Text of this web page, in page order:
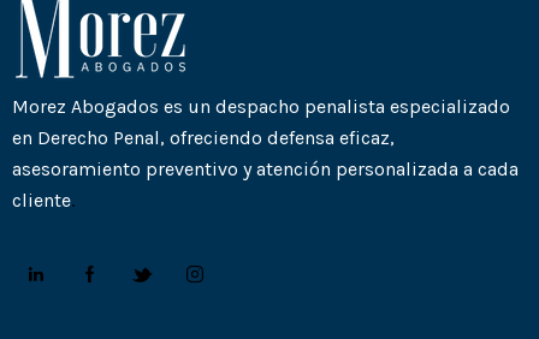
Morez Abogados es un despacho penalista especializado
en Derecho Penal, ofreciendo defensa eficaz,
asesoramiento preventivo y atención personalizada a cada
cliente.